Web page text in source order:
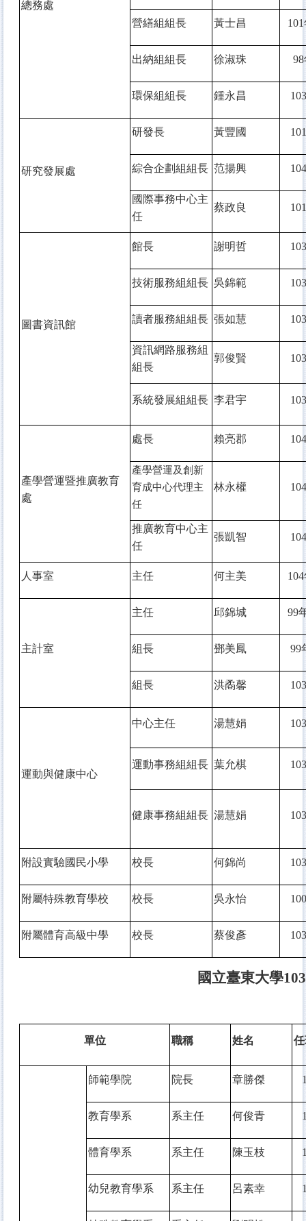
總務處
營繕組組長
黃士昌 101
出納組組長 徐淑珠 98
環保組組長 鍾永昌 103
研究發展處
研發長 黃豐國 101
綜合企劃組組長 范揚興 104
國際事務中心主
任
蔡政良 101
圖書資訊館
館長 謝明哲 103
技術服務組組長 吳錦範 103
讀者服務組組長 張如慧 103
資訊網路服務組
組長
郭俊賢 103
系統發展組組長 李君宇 103
產學營運暨推廣教育
處
處長 賴亮郡 104
產學營運及創新
育成中心代理主
任
林永權 104
推廣教育中心主
任
張凱智 104
人事室 主任 何主美 104
主計室
主任 邱錦城 99
組長 鄧美鳳 99
組長 洪矞馨 103
運動與健康中心
中心主任 湯慧娟 103
運動事務組組長 葉允棋 103
健康事務組組長 湯慧娟 103
附設實驗國民小學 校長 何錦尚 103
附屬特殊教育學校 校長 吳永怡 100
附屬體育高級中學 校長 蔡俊彥 103
國立臺東大學
單位 職稱 姓名
師範學院 院長 章勝傑
教育學系 系主任 何俊青
體育學系 系主任 陳玉枝
幼兒教育學系 系主任 呂素幸